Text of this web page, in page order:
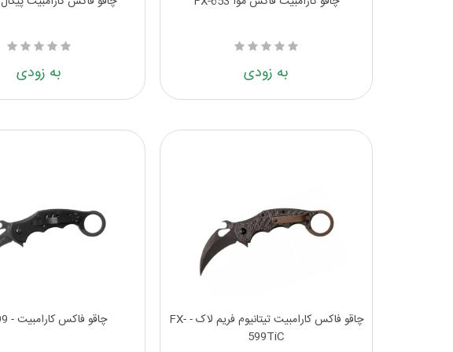
به زودی به زودی
چاقو فاکس کارامبیت تیتانیوم فریم لاک - FX-
599TiC
چاقو فاکس کارامبیت - FX-599